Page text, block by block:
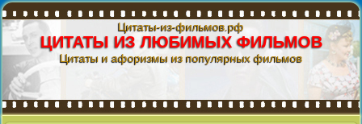
Цитаты-из-фильмов.рф
ЦИТАТЫ ИЗ ЛЮБИМЫХ ФИЛЬМОВ
Цитаты и афоризмы из популярных фильмов